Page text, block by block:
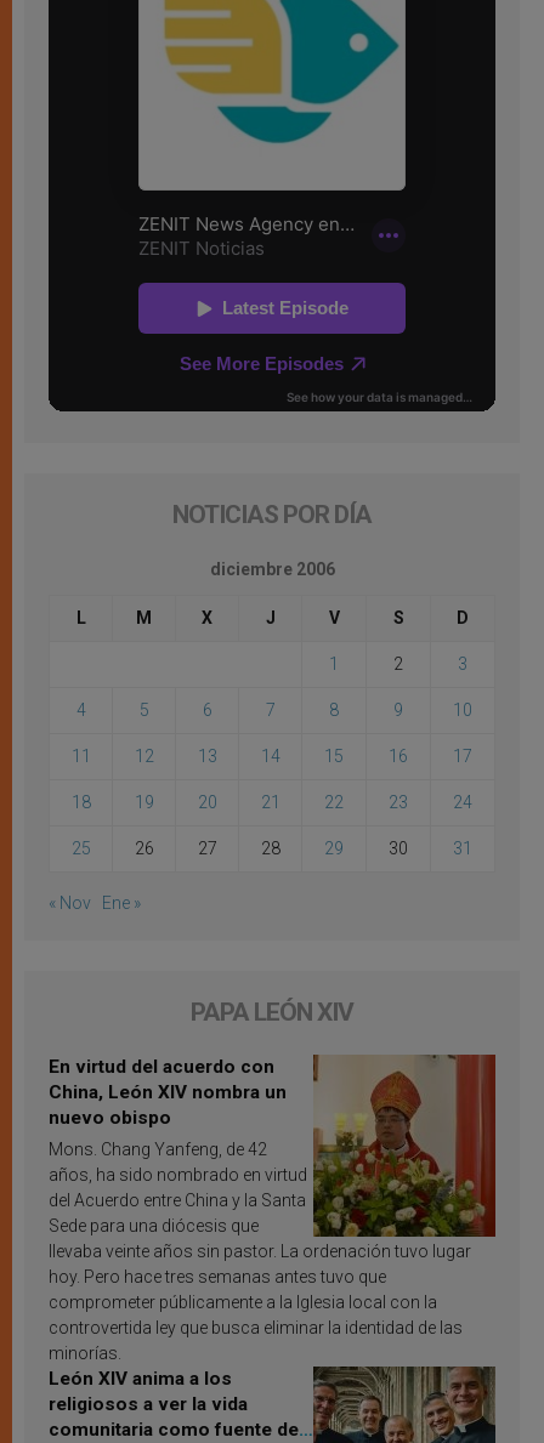
NOTICIAS POR DÍA
diciembre 2006
L M X J V S D
1 2 3
4 5 6 7 8 9 10
11 12 13 14 15 16 17
18 19 20 21 22 23 24
25 26 27 28 29 30 31
« Nov Ene »
PAPA LEÓN XIV
En virtud del acuerdo con
China, León XIV nombra un
nuevo obispo
Mons. Chang Yanfeng, de 42
años, ha sido nombrado en virtud
del Acuerdo entre China y la Santa
Sede para una diócesis que
llevaba veinte años sin pastor. La ordenación tuvo lugar
hoy. Pero hace tres semanas antes tuvo que
comprometer públicamente a la Iglesia local con la
controvertida ley que busca eliminar la identidad de las
minorías.
León XIV anima a los
religiosos a ver la vida
comunitaria como fuente de